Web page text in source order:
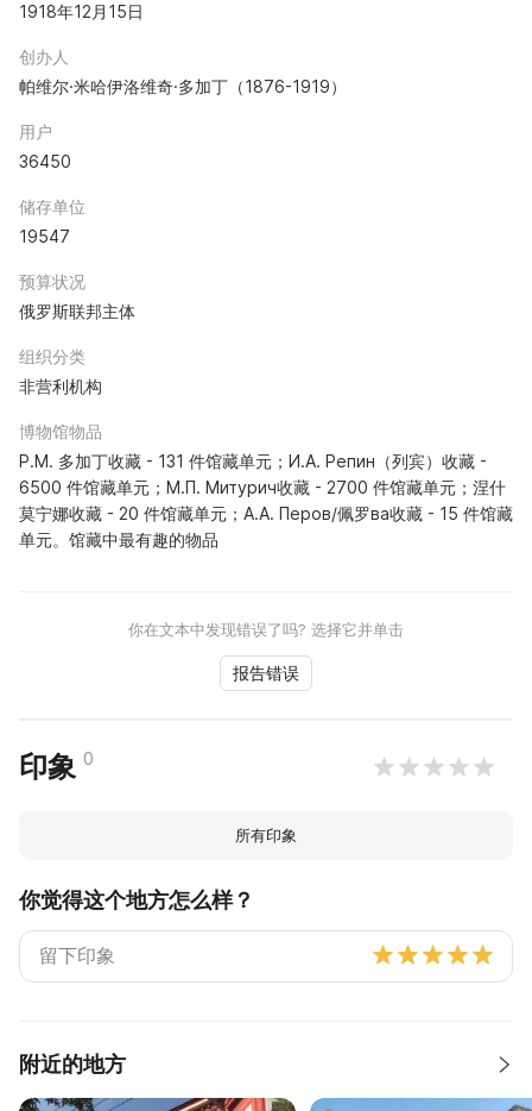
1918年12月15日
创办人
帕维尔·米哈伊洛维奇·多加丁（1876-1919）
用户
36450
储存单位
19547
预算状况
俄罗斯联邦主体
组织分类
非营利机构
博物馆物品
P.М. 多加丁收藏 - 131 件馆藏单元；И.А. Репин（列宾）收藏 -
6500 件馆藏单元；М.П. Митурич收藏 - 2700 件馆藏单元；涅什
莫宁娜收藏 - 20 件馆藏单元；А.А. Перов/佩罗ва收藏 - 15 件馆藏
单元。馆藏中最有趣的物品
你在文本中发现错误了吗? 选择它并单击
报告错误
印象 0
所有印象
你觉得这个地方怎么样？
附近的地方